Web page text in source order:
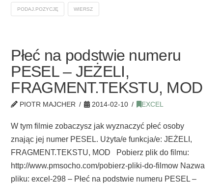
PODAJ.POZYCJĘ WIERSZ
Płeć na podstwie numeru
PESEL – JEŻELI,
FRAGMENT.TEKSTU, MOD
PIOTR MAJCHER 2014-02-10 EXCEL
W tym filmie zobaczysz jak wyznaczyć płeć osoby
znając jej numer PESEL. Użyta/e funkcja/e: JEŻELI,
FRAGMENT.TEKSTU, MOD Pobierz plik do filmu:
http://www.pmsocho.com/pobierz-pliki-do-filmow Nazwa
pliku: excel-298 – Płeć na podstwie numeru PESEL –